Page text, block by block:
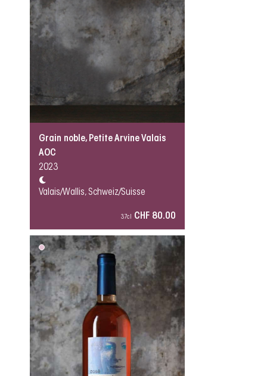
Grain noble, Petite Arvine Valais
AOC
2023
Valais/Wallis, Schweiz/Suisse
37cl CHF 80.00